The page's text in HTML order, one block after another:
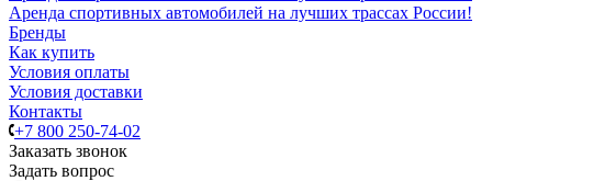
Аренда спортивных автомобилей на лучших трассах России!
Бренды
Как купить
Условия оплаты
Условия доставки
Контакты
+7 800 250-74-02
Заказать звонок
Задать вопрос